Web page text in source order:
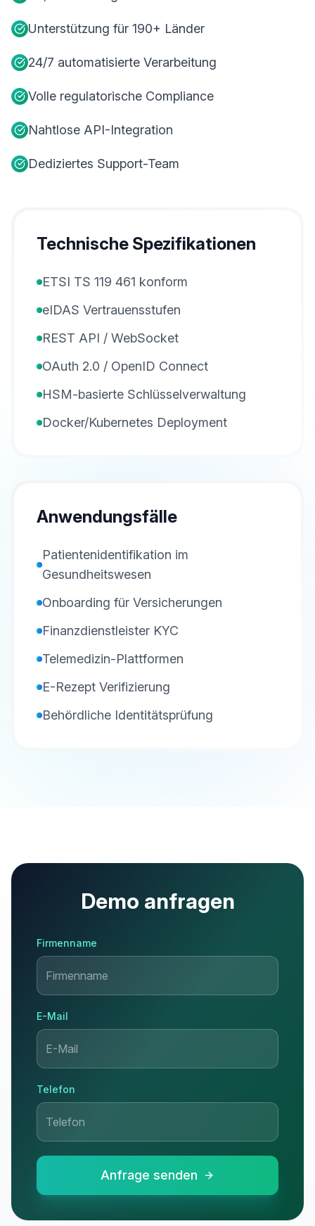
Unterstützung für 190+ Länder
24/7 automatisierte Verarbeitung
Volle regulatorische Compliance
Nahtlose API-Integration
Dediziertes Support-Team
Technische Spezifikationen
ETSI TS 119 461 konform
eIDAS Vertrauensstufen
REST API / WebSocket
OAuth 2.0 / OpenID Connect
HSM-basierte Schlüsselverwaltung
Docker/Kubernetes Deployment
Anwendungsfälle
Patientenidentifikation im
Gesundheitswesen
Onboarding für Versicherungen
Finanzdienstleister KYC
Telemedizin-Plattformen
E-Rezept Verifizierung
Behördliche Identitätsprüfung
Demo anfragen
Firmenname
E-Mail
Telefon
Anfrage senden